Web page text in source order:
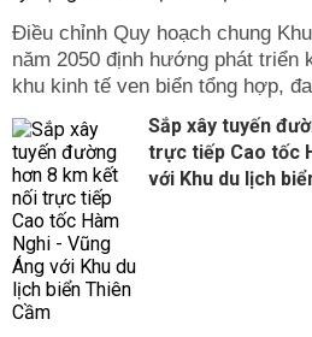
Điều chỉnh Quy hoạch chung
năm 2050 định hướng phát triển
khu kinh tế ven biển tổng hợp,
Sắp xây tuyến
trực tiếp Cao tốc
với Khu du lịch